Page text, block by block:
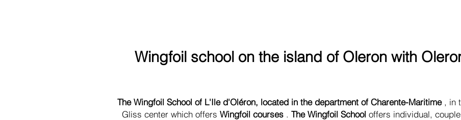
Wingfoil school on the island of Oleron with
The Wingfoil School of L'Ile d'Oléron, located in the department of Charente-Maritime, in
Gliss center which offers Wingfoil courses. The Wingfoil School offers individual,